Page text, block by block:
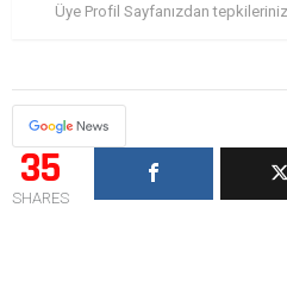
Üye Profil Sayfanızdan
35
SHARES